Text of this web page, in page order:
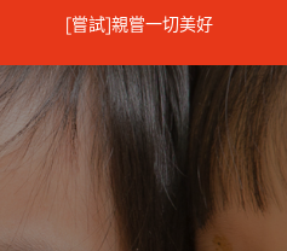
[嘗試]親嘗一切美好